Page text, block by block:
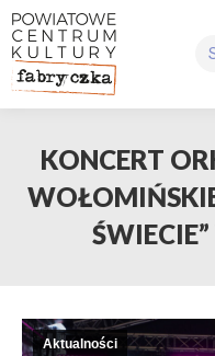
KONCERT
Aktualności